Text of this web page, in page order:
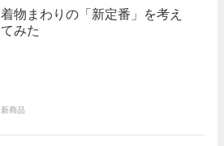
着物まわりの「新定番」を考え
てみた
新商品